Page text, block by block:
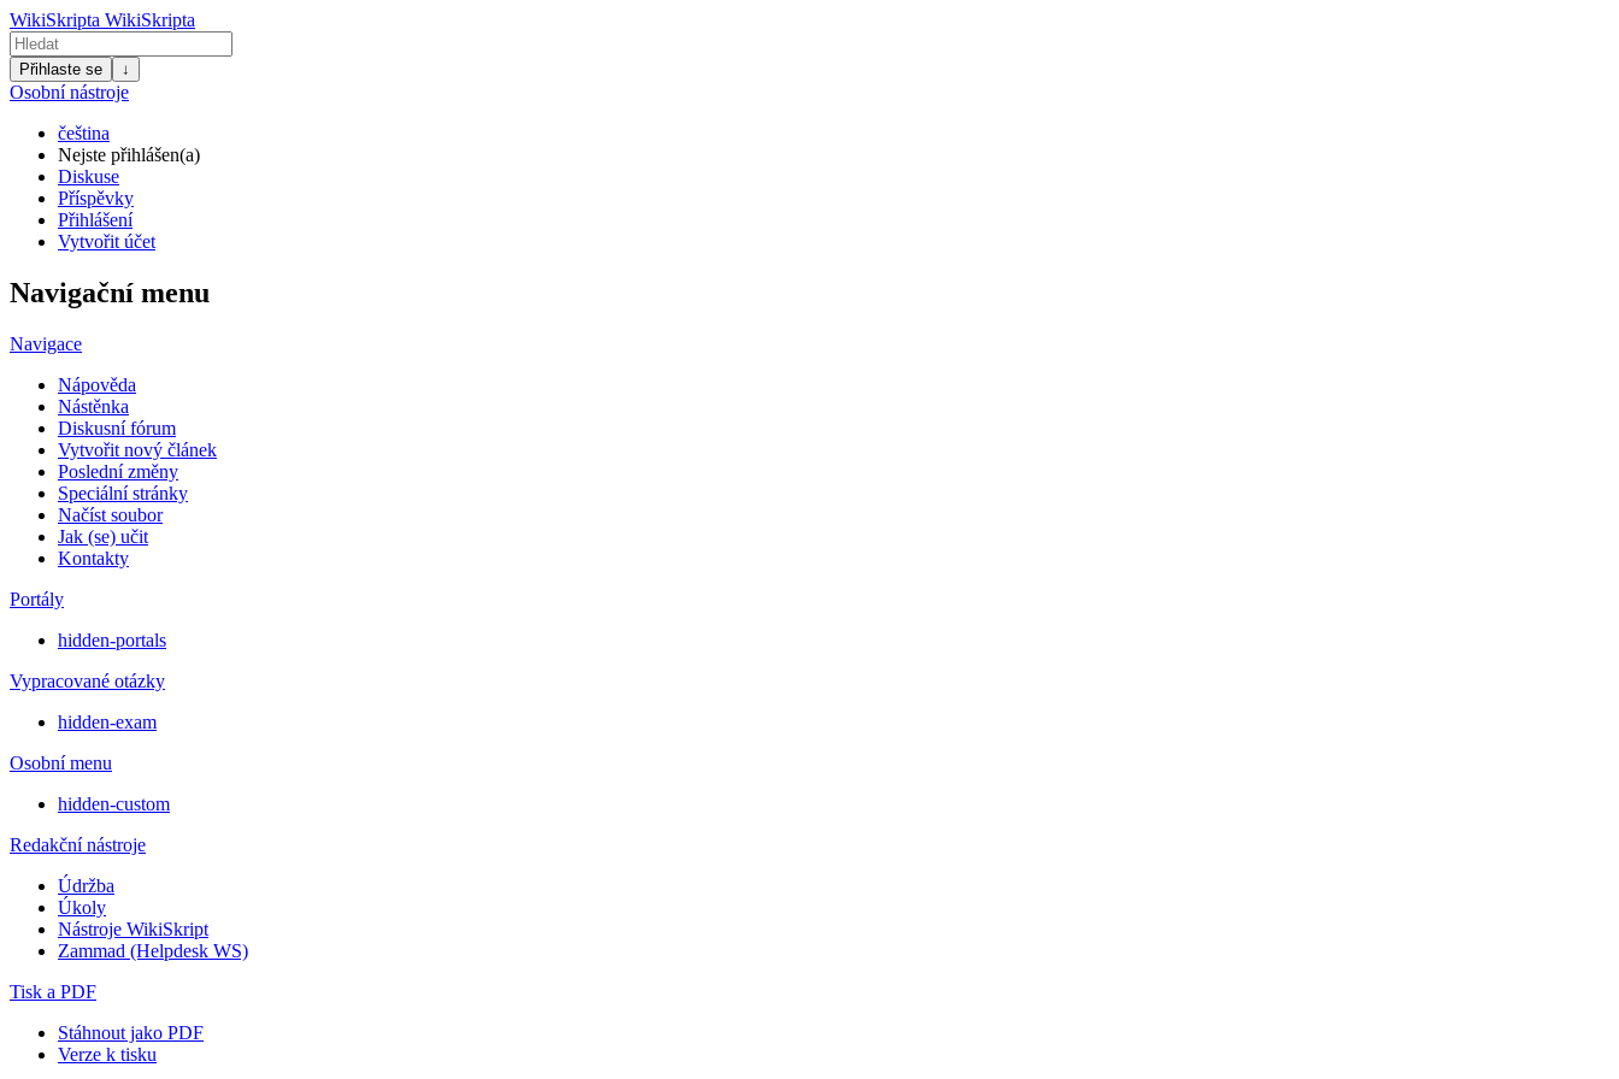
WikiSkripta WikiSkripta
Přihlaste se ↓
Osobní nástroje
čeština
Nejste přihlášen(a)
Diskuse
Příspěvky
Přihlášení
Vytvořit účet
Navigační menu
Navigace
Nápověda
Nástěnka
Diskusní fórum
Vytvořit nový článek
Poslední změny
Speciální stránky
Načíst soubor
Jak (se) učit
Kontakty
Portály
hidden-portals
Vypracované otázky
hidden-exam
Osobní menu
hidden-custom
Redakční nástroje
Údržba
Úkoly
Nástroje WikiSkript
Zammad (Helpdesk WS)
Tisk a PDF
Stáhnout jako PDF
Verze k tisku